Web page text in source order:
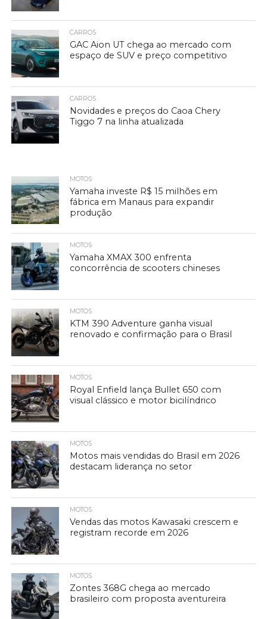
CARROS
GAC Aion UT chega ao mercado com
espaço de SUV e preço competitivo
CARROS
Novidades e preços do Caoa Chery
Tiggo 7 na linha atualizada
MOTOS
Yamaha investe R$ 15 milhões em
fábrica em Manaus para expandir
produção
MOTOS
Yamaha XMAX 300 enfrenta
concorrência de scooters chineses
MOTOS
KTM 390 Adventure ganha visual
renovado e confirmação para o Brasil
MOTOS
Royal Enfield lança Bullet 650 com
visual clássico e motor bicilíndrico
MOTOS
Motos mais vendidas do Brasil em 2026
destacam liderança no setor
MOTOS
Vendas das motos Kawasaki crescem e
registram recorde em 2026
MOTOS
Zontes 368G chega ao mercado
brasileiro com proposta aventureira